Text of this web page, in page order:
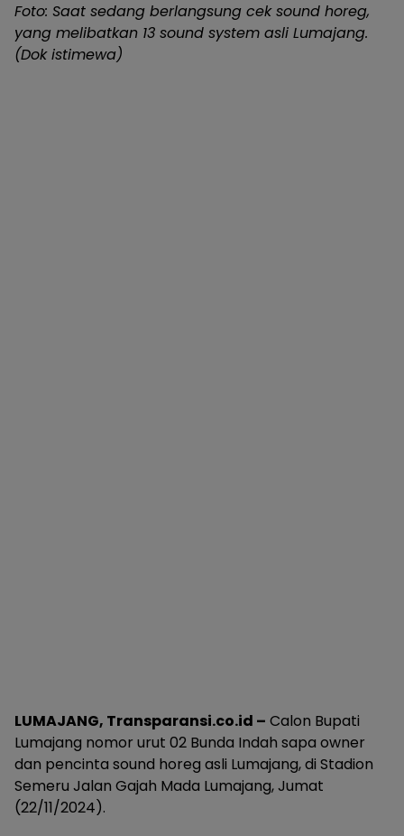
Foto: Saat sedang berlangsung cek sound horeg,
yang melibatkan 13 sound system asli Lumajang.
(Dok istimewa)
LUMAJANG, Transparansi.co.id – Calon Bupati
Lumajang nomor urut 02 Bunda Indah sapa owner
dan pencinta sound horeg asli Lumajang, di Stadion
Semeru Jalan Gajah Mada Lumajang, Jumat
(22/11/2024).